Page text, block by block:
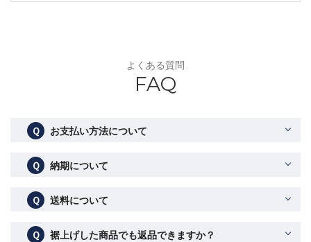
よくある質問
FAQ
Ｑ お支払い方法について
Ｑ 納期について
Ｑ 送料について
Ｑ 裾上げした商品でも返品できますか？